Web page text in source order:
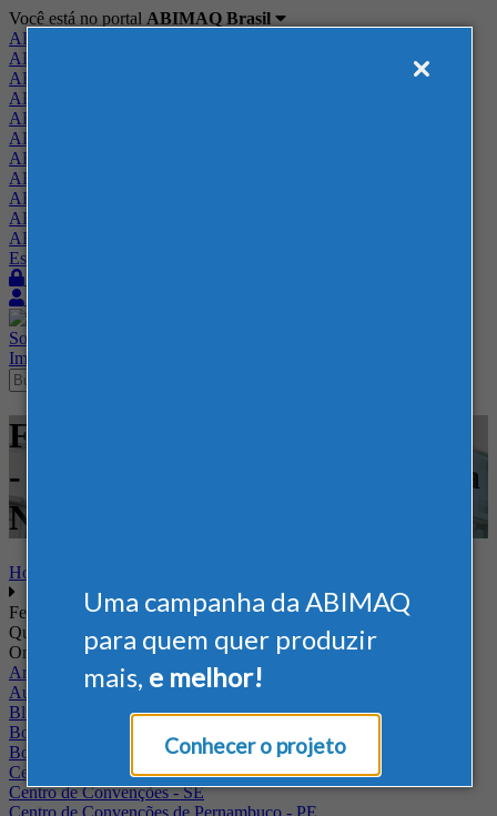
Uma campanha da ABIMAQ
para quem quer produzir
mais, e melhor!
Conhecer o projeto
Você está no portal ABIMAQ Brasil
ABIMAQ Brasil
ABIMAQ Minas Gerais
ABIMAQ Norte-Nordeste
ABIMAQ Paraná
ABIMAQ Piracicaba
ABIMAQ Ribeirão Preto
ABIMAQ Rio de Janeiro
ABIMAQ Rio Grande do Sul
ABIMAQ Santa Catarina
ABIMAQ São Paulo
ABIMAQ Vale do Paraíba
Escritório de Relações Governamentais
Sobre
Imprensa
Feiras - ExpoRio Cidade Nova
- Rio de Janeiro - Brasil - Feira
Nacional - Alimentício
Home
Feiras
Quando
Onde
Arena Jaguariuna
Auditório Albano Franco - FIEPA
Blumenau - SC
BolognaFiere
Boulevard Olimpico - RJ
Centro Internacional de Convenções do Brasil, em Brasília
Centro de Convenções - SE
Centro de Convenções de Pernambuco - PE